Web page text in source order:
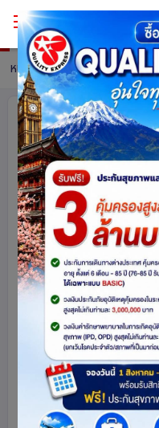
หน้าหลัก ทัวร์ China รายละเ
เสน่ห์ฉงชิ่ง มหัศ
ศรัทธา ฟรีดอม
สายการบิน แอร์เอ
ไม่เข้าร้านช็อปปิ้ง
จีน 4529
ดูโปรแกรมทัวร์